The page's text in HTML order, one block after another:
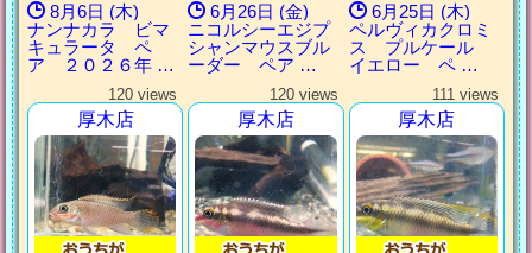
8月6日 (木)
ナンナカラ ビマ
キュラータ ペ
ア ２０２６年 …
6月26日 (金)
ニコルシーエジプ
シャンマウスブル
ーダー ペア …
6月25日 (木)
ペルヴィカクロミ
ス プルケール
イエロー ペ …
120 views
厚木店
120 views
厚木店
111 views
厚木店